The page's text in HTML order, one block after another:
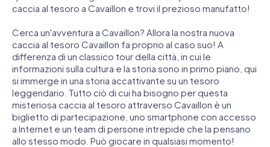
caccia al tesoro a Cavaillon e trovi il prezioso manufatto!
Cerca un'avventura a Cavaillon? Allora la nostra nuova
caccia al tesoro Cavaillon fa proprio al caso suo! A
differenza di un classico tour della città, in cui le
informazioni sulla cultura e la storia sono in primo piano, qui
si immerge in una storia accattivante su un tesoro
leggendario. Tutto ciò di cui ha bisogno per questa
misteriosa caccia al tesoro attraverso Cavaillon è un
biglietto di partecipazione, uno smartphone con accesso
a Internet e un team di persone intrepide che la pensano
allo stesso modo. Può giocare in qualsiasi momento!